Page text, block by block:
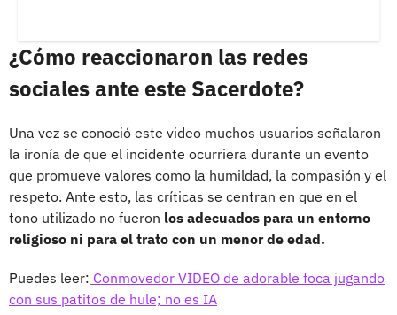
¿Cómo reaccionaron las redes
sociales ante este Sacerdote?
Una vez se conoció este video muchos usuarios señalaron
la ironía de que el incidente ocurriera durante un evento
que promueve valores como la humildad, la compasión y el
respeto. Ante esto, las críticas se centran en que en el
tono utilizado no fueron los adecuados para un entorno
religioso ni para el trato con un menor de edad.
Puedes leer: Conmovedor VIDEO de adorable foca jugando
con sus patitos de hule; no es IA